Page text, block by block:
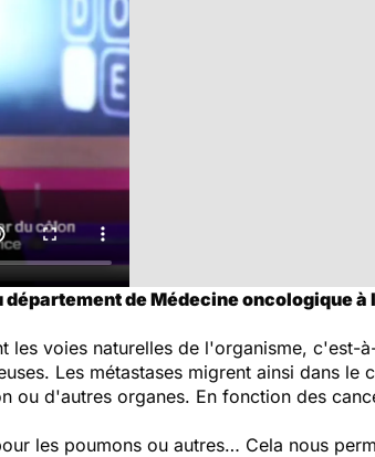
département de Médecine oncologique
les voies naturelles de l'organisme, c'est-
Les métastases migrent ainsi dans
ou d'autres organes. En fonction des
les poumons ou autres… Cela nous